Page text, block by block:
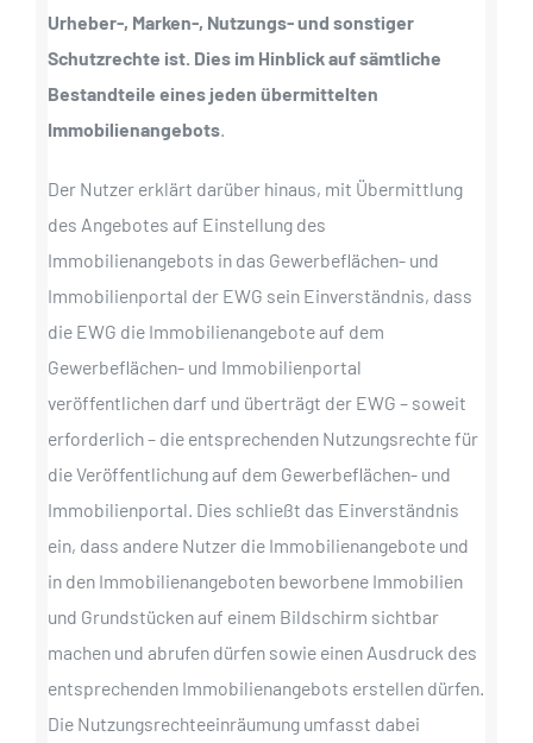
Urheber-, Marken-, Nutzungs- und sonstiger
Schutzrechte ist. Dies im Hinblick auf sämtliche
Bestandteile eines jeden übermittelten
Immobilienangebots.
Der Nutzer erklärt darüber hinaus, mit Übermittlung
des Angebotes auf Einstellung des
Immobilienangebots in das Gewerbeflächen- und
Immobilienportal der EWG sein Einverständnis, dass
die EWG die Immobilienangebote auf dem
Gewerbeflächen- und Immobilienportal
veröffentlichen darf und überträgt der EWG – soweit
erforderlich – die entsprechenden Nutzungsrechte für
die Veröffentlichung auf dem Gewerbeflächen- und
Immobilienportal. Dies schließt das Einverständnis
ein, dass andere Nutzer die Immobilienangebote und
in den Immobilienangeboten beworbene Immobilien
und Grundstücken auf einem Bildschirm sichtbar
machen und abrufen dürfen sowie einen Ausdruck des
entsprechenden Immobilienangebots erstellen dürfen.
Die Nutzungsrechteeinräumung umfasst dabei